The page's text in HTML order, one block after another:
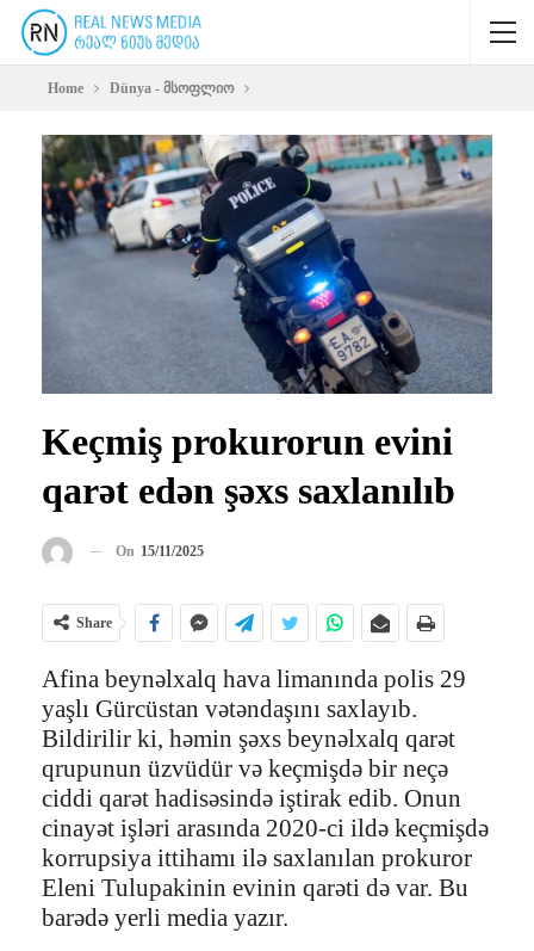
Home Dünya - მსოფლიო
Keçmiş prokurorun evini
qarət edən şəxs saxlanılıb
On 15/11/2025
Share
Afina beynəlxalq hava limanında polis 29
yaşlı Gürcüstan vətəndaşını saxlayıb.
Bildirilir ki, həmin şəxs beynəlxalq qarət
qrupunun üzvüdür və keçmişdə bir neçə
ciddi qarət hadisəsində iştirak edib. Onun
cinayət işləri arasında 2020-ci ildə keçmişdə
korrupsiya ittihamı ilə saxlanılan prokuror
Eleni Tulupakinin evinin qarəti də var. Bu
barədə yerli media yazır.